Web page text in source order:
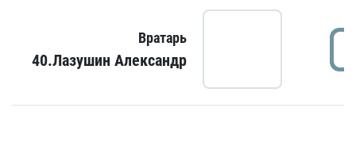
Вратарь
40.Лазушин Александр